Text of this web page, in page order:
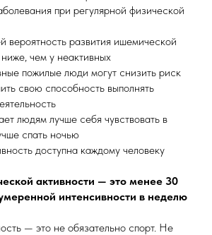
при регулярной физической
вероятность развития ишемической
чем у неактивных
пожилые люди могут снизить риск
свою способность выполнять
людям лучше себя чувствовать в
спать ночью
доступна каждому человеку
активности — это менее 30
интенсивности в неделю
— это не обязательно спорт. Не